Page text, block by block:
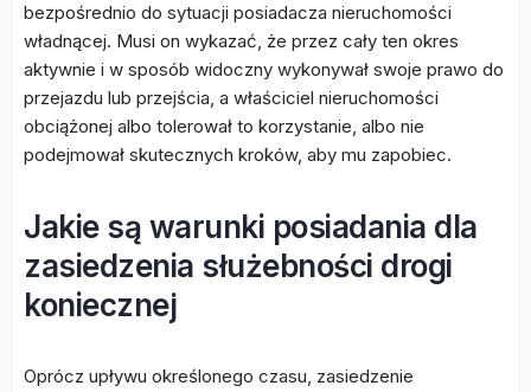
bezpośrednio do sytuacji posiadacza nieruchomości
władnącej. Musi on wykazać, że przez cały ten okres
aktywnie i w sposób widoczny wykonywał swoje prawo do
przejazdu lub przejścia, a właściciel nieruchomości
obciążonej albo tolerował to korzystanie, albo nie
podejmował skutecznych kroków, aby mu zapobiec.
Jakie są warunki posiadania dla
zasiedzenia służebności drogi
koniecznej
Oprócz upływu określonego czasu, zasiedzenie